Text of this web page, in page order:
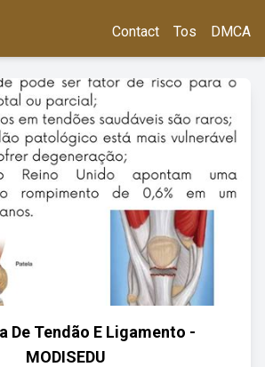
Contact Tos DMCA
De Tendão E Ligamento -
MODISEDU